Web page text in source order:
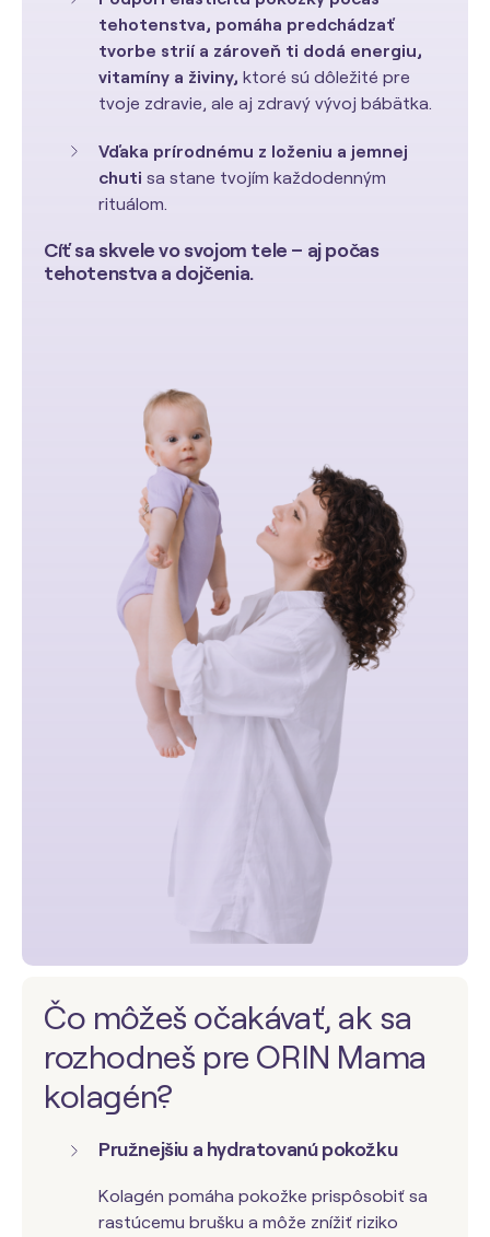
tehotenstva, pomáha predchádzať
tvorbe strií a zároveň ti dodá energiu,
vitamíny a živiny, ktoré sú dôležité pre
tvoje zdravie, ale aj zdravý vývoj bábätka.
Vďaka prírodnému z loženiu a jemnej
chuti sa stane tvojím každodenným
rituálom.
Cíť sa skvele vo svojom tele – aj počas
tehotenstva a dojčenia.
Čo môžeš očakávať, ak sa
rozhodneš pre ORIN Mama
kolagén?
Pružnejšiu a hydratovanú pokožku
Kolagén pomáha pokožke prispôsobiť sa
rastúcemu brušku a môže znížiť riziko